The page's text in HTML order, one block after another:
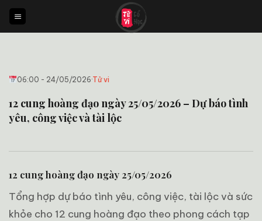
qua
nội
06:00 - 24/05/2026·Tử vi
12 cung hoàng đạo ngày 25/05/2026 – Dự báo tình
yêu, công việc và tài lộc
12 cung hoàng đạo ngày 25/05/2026
Tổng hợp dự báo tình yêu, công việc, tài lộc và sức
khỏe cho 12 cung hoàng đạo theo phong cách tạp